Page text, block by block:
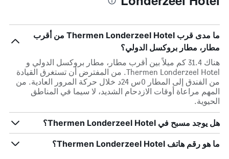
ما مدى قرب Thermen Londerzeel Hotel من أقرب
مطار، مطار بروكسل الدولي؟
هناك 31.4 كم ميلاً بين أقرب مطار، مطار بروكسل الدولي و
Thermen Londerzeel Hotel. من المفترض أن تستغرق القيادة
من الفندق إلى المطار 0س 24د خلال حركة المرور العادية. من
المهم مراعاة أوقات الازدحام الشديد، لا سيما في المناطق
الحيوية.
هل يوجد مسبح في Thermen Londerzeel Hotel؟
ما هو رقم هاتف Thermen Londerzeel Hotel؟